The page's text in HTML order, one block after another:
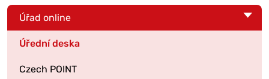
Úřad online
Úřední deska
Czech POINT